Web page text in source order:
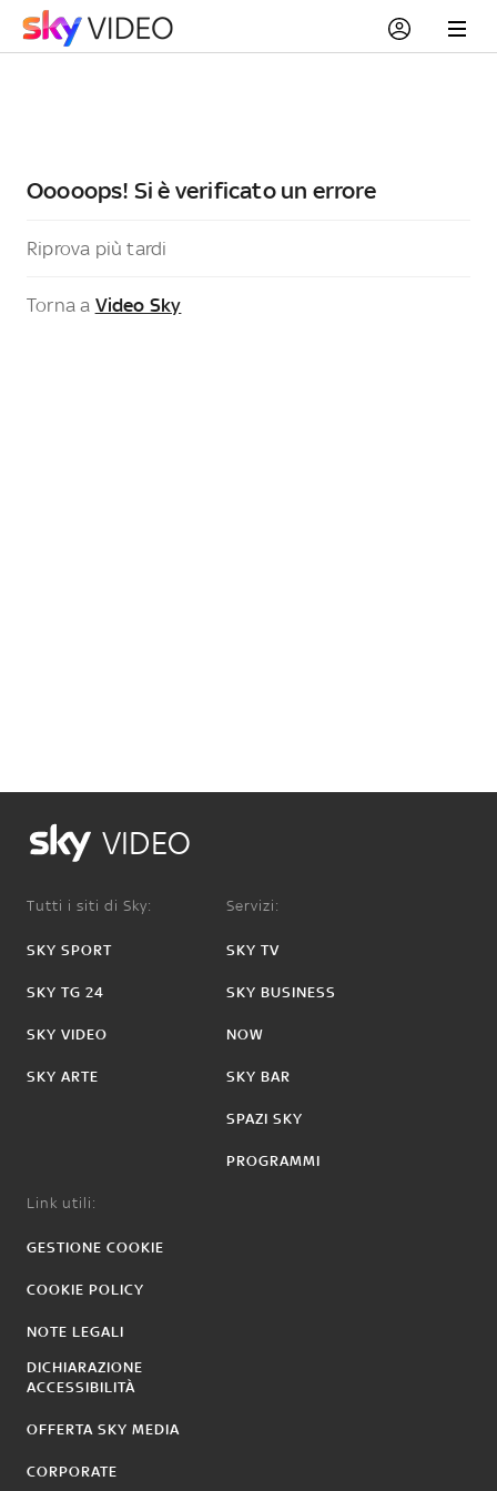
Ooooops! Si è verificato un errore
Riprova più tardi
Torna a Video Sky
VIDEO
Tutti i siti di Sky:
SKY SPORT
SKY TG 24
SKY VIDEO
SKY ARTE
Servizi:
SKY TV
SKY BUSINESS
NOW
SKY BAR
SPAZI SKY
PROGRAMMI
Link utili:
GESTIONE COOKIE
COOKIE POLICY
NOTE LEGALI
DICHIARAZIONE
ACCESSIBILITÀ
OFFERTA SKY MEDIA
CORPORATE